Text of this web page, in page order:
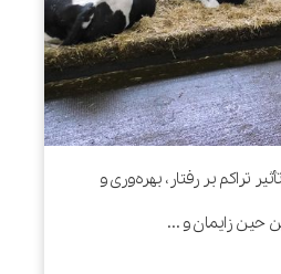
تراکم بر رفتار، بهره‌وری و
حین زایمان و ...